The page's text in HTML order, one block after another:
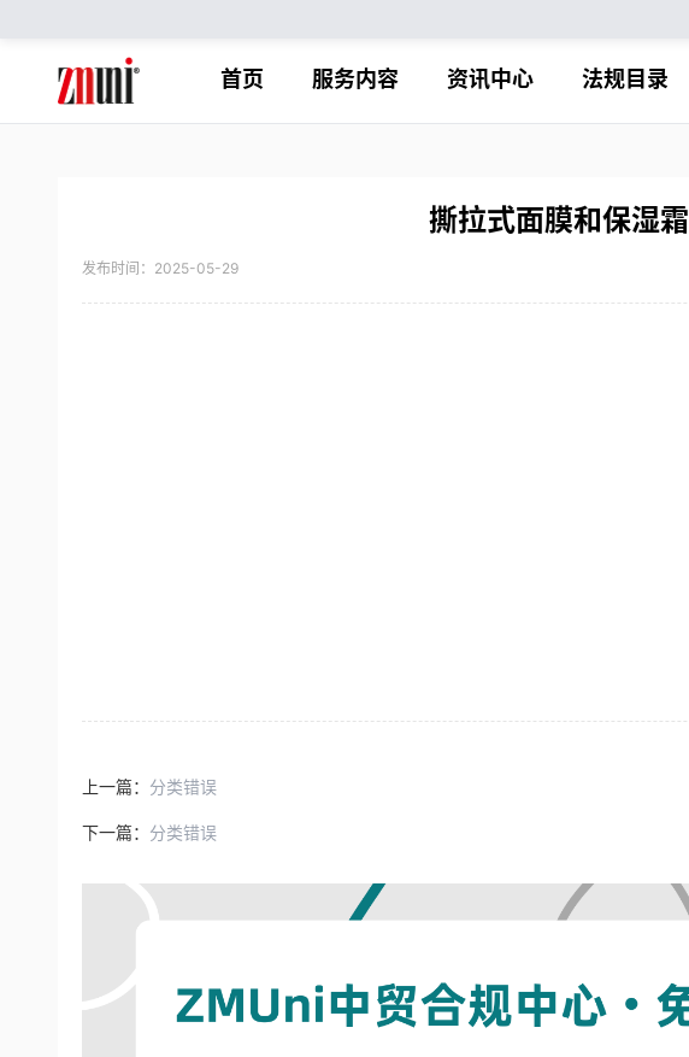
首页 服务内容 资讯中心 法规目录
撕拉式面膜和保湿霜
发布时间：2025-05-29
上一篇： 分类错误
下一篇： 分类错误